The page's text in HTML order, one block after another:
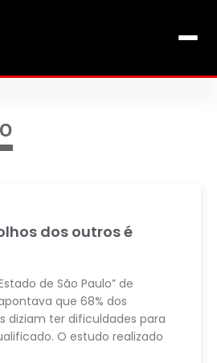
de Fábio Adiron
dos outros é
de São Paulo” de
que 68% dos
diziam ter dificuldades para
O estudo realizado